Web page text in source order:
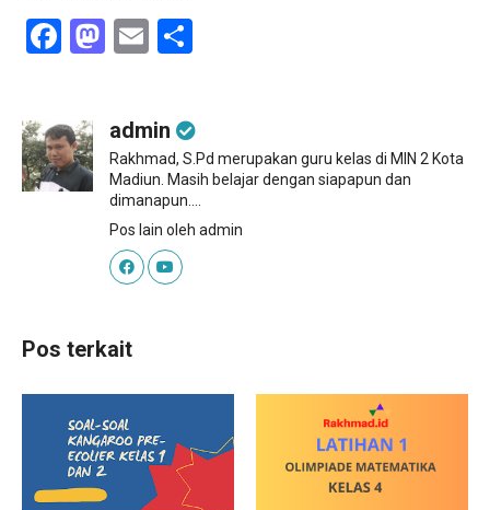
Facebook
Mastodon
Email
admin
Rakhmad, S.Pd merupakan guru kelas di MIN 2 Kota
Madiun. Masih belajar dengan siapapun dan
dimanapun....
Pos lain oleh admin
Pos terkait